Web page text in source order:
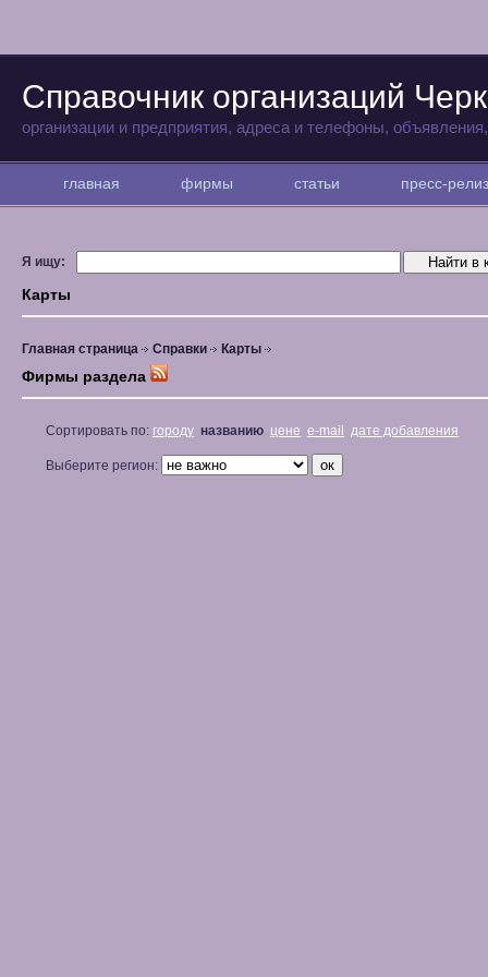
Справочник организаций
организации и предприятия, адреса и телефоны,
главная фирмы статьи пресс-
Я ищу:
Карты
Главная страница Справки Карты
Фирмы раздела
Сортировать по: городу названию цене e-mail дате добавления
Выберите регион: